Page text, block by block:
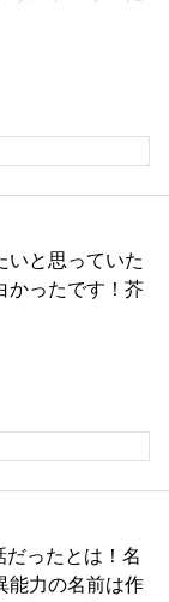
いと思っていた
かったです！芥
ったとは！名
能力の名前は作